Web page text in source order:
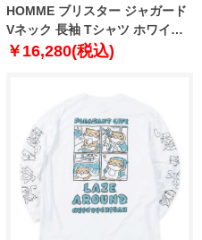
HOMME ブリスター ジャガード
Vネック 長袖 Tシャツ ホワイト
1278-5645-1 3L 4L 5L 6L
￥16,280(税込)